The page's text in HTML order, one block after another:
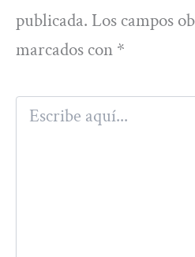
publicada. Los campos
marcados con *
Escribe
aquí...